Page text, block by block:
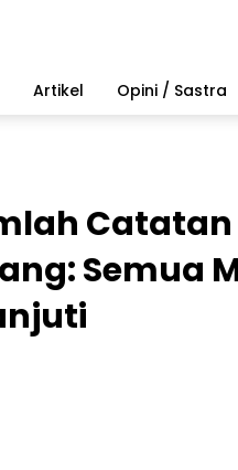
Artikel Opini / Sastra
Catatan
Semua